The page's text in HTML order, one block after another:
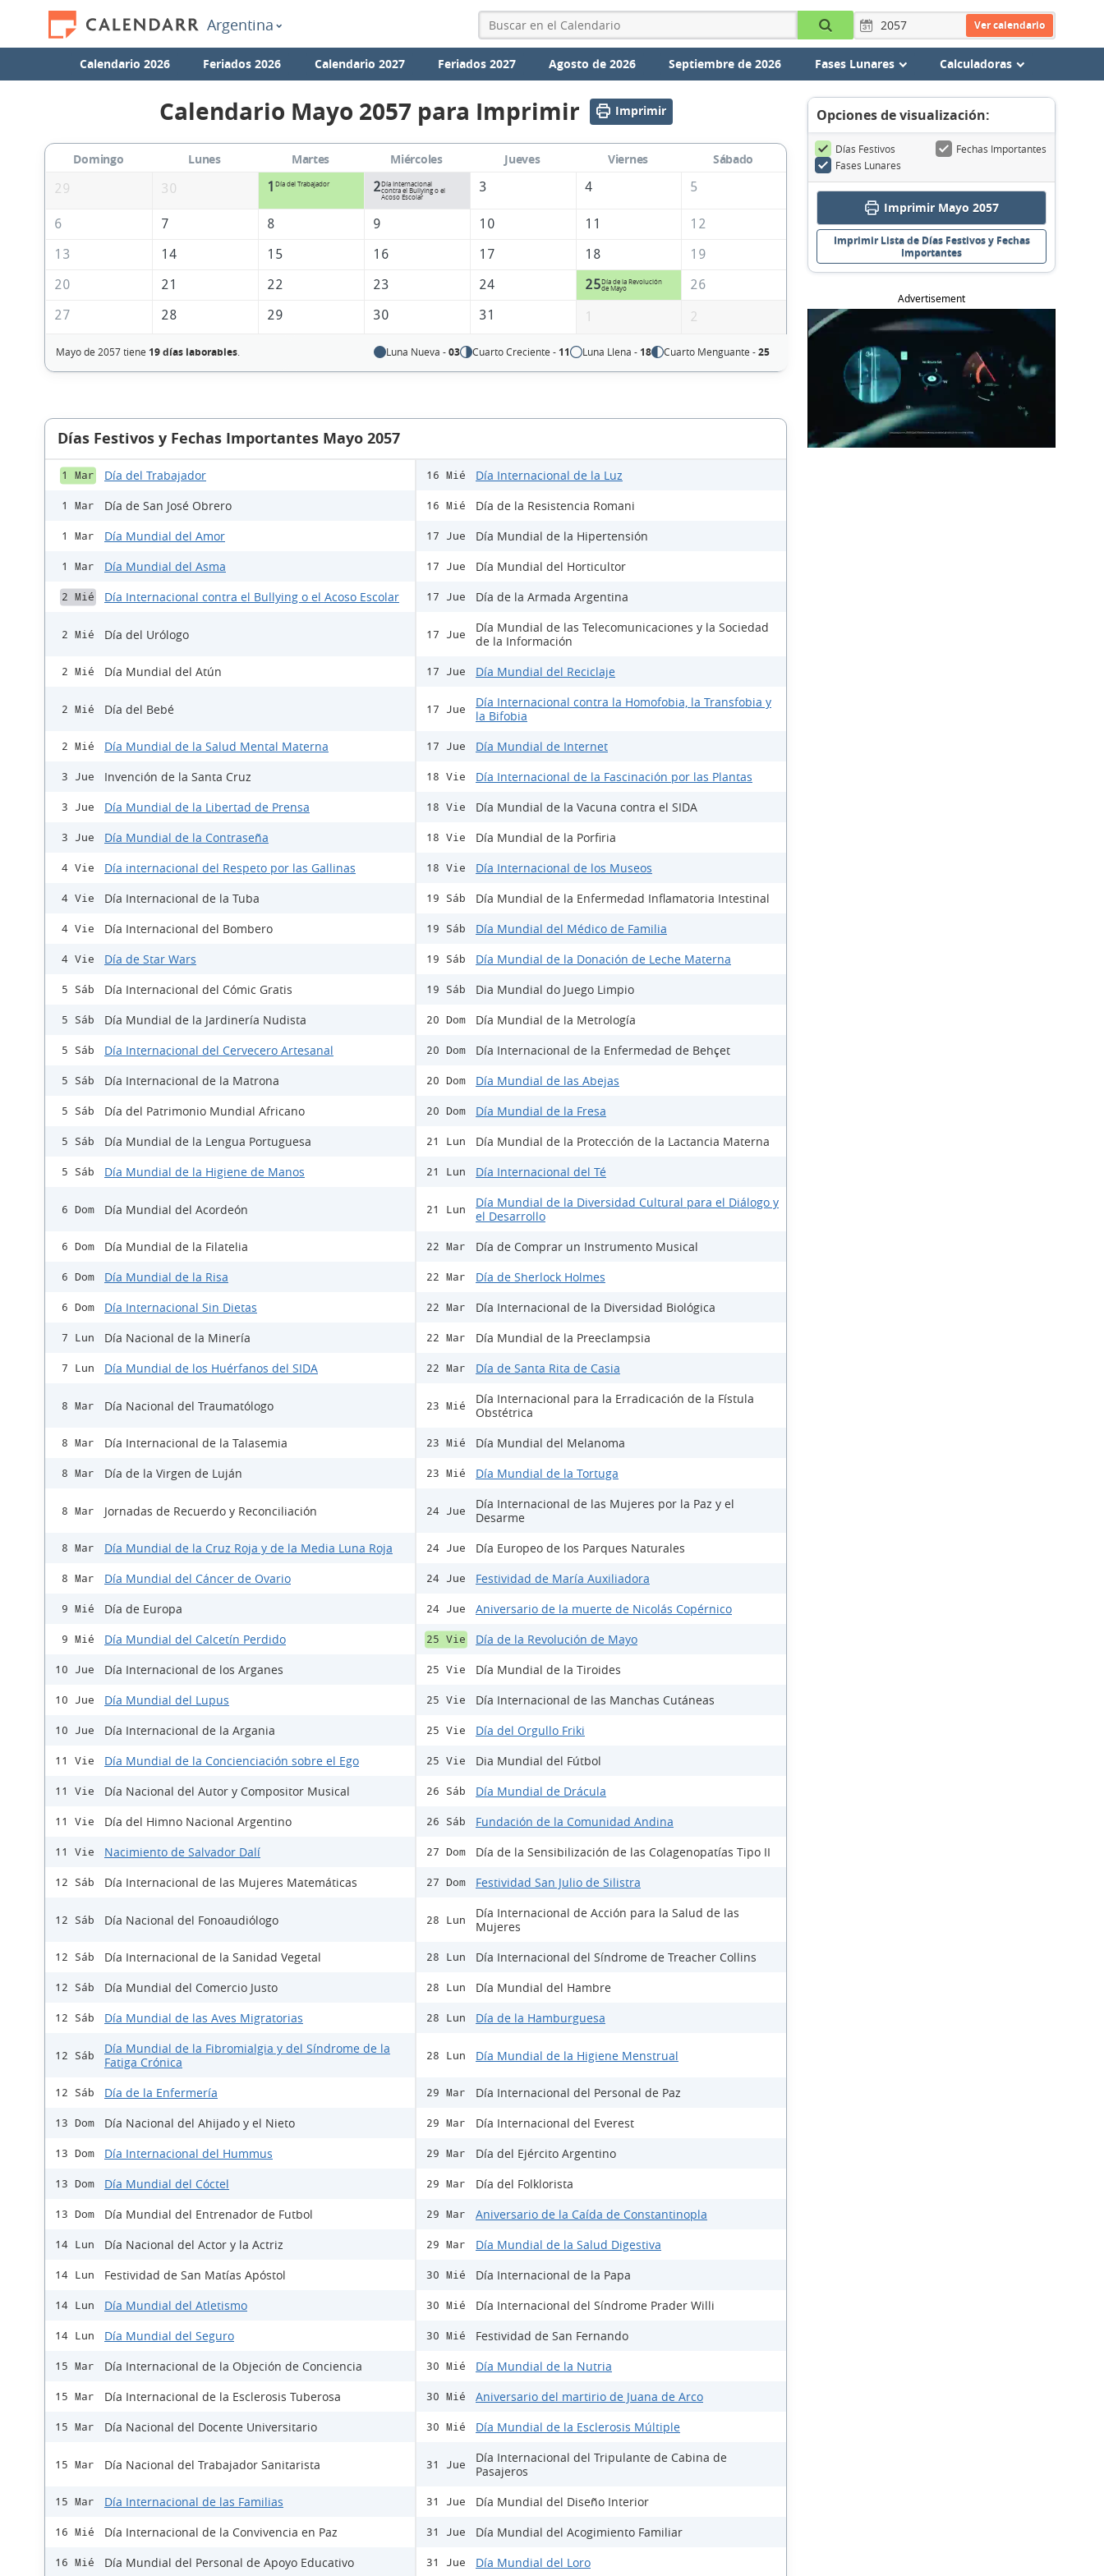
Argentina Ver calendario
Calendario 2026 Feriados 2026 Calendario 2027 Feriados 2027 Agosto de 2026 Septiembre de 2026 Fases Lunares Calculadoras
Calendario Mayo 2057 para Imprimir Imprimir
Domingo Lunes Martes Miércoles Jueves Viernes
Sábado
29
30 1 Día del Trabajador 2Día Internacional
contra el Bullying o el
Acoso Escolar
3 4 5
6 7 8 9 10 11
12
13
14 15 16 17 18
19
20
21 22 23 24 25Día de la Revolución
de Mayo
26
27
28 29 30 31 1 2
Mayo de 2057 tiene 19 días laborables. Luna Nueva -03 Cuarto Creciente - 11 Luna Llena - 18 Cuarto Menguante -25
Días Festivos y Fechas Importantes Mayo 2057
1 Mar Día del Trabajador
1 Mar Día de San José Obrero
1 Mar Día Mundial del Amor
1 Mar Día Mundial del Asma
2 Mié Día Internacional contra el Bullying o el Acoso Escolar
2 Mié Día del Urólogo
2 Mié Día Mundial del Atún
2 Mié Día del Bebé
2 Mié Día Mundial de la Salud Mental Materna
3 Jue Invención de la Santa Cruz
3 Jue Día Mundial de la Libertad de Prensa
3 Jue Día Mundial de la Contraseña
4 Vie Día internacional del Respeto por las Gallinas
4 Vie Día Internacional de la Tuba
4 Vie Día Internacional del Bombero
4 Vie Día de Star Wars
5 Sáb Día Internacional del Cómic Gratis
5 Sáb Día Mundial de la Jardinería Nudista
5 Sáb Día Internacional del Cervecero Artesanal
5 Sáb Día Internacional de la Matrona
5 Sáb Día del Patrimonio Mundial Africano
5 Sáb Día Mundial de la Lengua Portuguesa
5 Sáb Día Mundial de la Higiene de Manos
6 Dom Día Mundial del Acordeón
6 Dom Día Mundial de la Filatelia
6 Dom Día Mundial de la Risa
6 Dom Día Internacional Sin Dietas
7 Lun Día Nacional de la Minería
7 Lun Día Mundial de los Huérfanos del SIDA
8 Mar Día Nacional del Traumatólogo
8 Mar Día Internacional de la Talasemia
8 Mar Día de la Virgen de Luján
8 Mar Jornadas de Recuerdo y Reconciliación
8 Mar Día Mundial de la Cruz Roja y de la Media Luna Roja
8 Mar Día Mundial del Cáncer de Ovario
9 Mié Día de Europa
9 Mié Día Mundial del Calcetín Perdido
10 Jue Día Internacional de los Arganes
10 Jue Día Mundial del Lupus
10 Jue Día Internacional de la Argania
11 Vie Día Mundial de la Concienciación sobre el Ego
11 Vie Día Nacional del Autor y Compositor Musical
11 Vie Día del Himno Nacional Argentino
11 Vie Nacimiento de Salvador Dalí
12 Sáb Día Internacional de las Mujeres Matemáticas
12 Sáb Día Nacional del Fonoaudiólogo
12 Sáb Día Internacional de la Sanidad Vegetal
12 Sáb Día Mundial del Comercio Justo
12 Sáb Día Mundial de las Aves Migratorias
12 Sáb
Día Mundial de la Fibromialgia y del Síndrome de la
Fatiga Crónica
12 Sáb Día de la Enfermería
13 Dom Día Nacional del Ahijado y el Nieto
13 Dom Día Internacional del Hummus
13 Dom Día Mundial del Cóctel
13 Dom Día Mundial del Entrenador de Futbol
14 Lun Día Nacional del Actor y la Actriz
14 Lun Festividad de San Matías Apóstol
14 Lun Día Mundial del Atletismo
14 Lun Día Mundial del Seguro
15 Mar Día Internacional de la Objeción de Conciencia
15 Mar Día Internacional de la Esclerosis Tuberosa
15 Mar Día Nacional del Docente Universitario
15 Mar Día Nacional del Trabajador Sanitarista
15 Mar Día Internacional de las Familias
16 Mié Día Internacional de la Convivencia en Paz
16 Mié Día Mundial del Personal de Apoyo Educativo
16 Mié Día Internacional de la Luz
16 Mié Día de la Resistencia Romani
17 Jue Día Mundial de la Hipertensión
17 Jue Día Mundial del Horticultor
17 Jue Día de la Armada Argentina
17 Jue
Día Mundial de las Telecomunicaciones y la Sociedad
de la Información
17 Jue Día Mundial del Reciclaje
17 Jue
Día Internacional contra la Homofobia, la Transfobia y
la Bifobia
17 Jue Día Mundial de Internet
18 Vie Día Internacional de la Fascinación por las Plantas
18 Vie Día Mundial de la Vacuna contra el SIDA
18 Vie Día Mundial de la Porfiria
18 Vie Día Internacional de los Museos
19 Sáb Día Mundial de la Enfermedad Inflamatoria Intestinal
19 Sáb Día Mundial del Médico de Familia
19 Sáb Día Mundial de la Donación de Leche Materna
19 Sáb Dia Mundial do Juego Limpio
20 Dom Día Mundial de la Metrología
20 Dom Día Internacional de la Enfermedad de Behçet
20 Dom Día Mundial de las Abejas
20 Dom Día Mundial de la Fresa
21 Lun Día Mundial de la Protección de la Lactancia Materna
21 Lun Día Internacional del Té
21 Lun
Día Mundial de la Diversidad Cultural para el Diálogo y
el Desarrollo
22 Mar Día de Comprar un Instrumento Musical
22 Mar Día de Sherlock Holmes
22 Mar Día Internacional de la Diversidad Biológica
22 Mar Día Mundial de la Preeclampsia
22 Mar Día de Santa Rita de Casia
23 Mié
Día Internacional para la Erradicación de la Fístula
Obstétrica
23 Mié Día Mundial del Melanoma
23 Mié Día Mundial de la Tortuga
24 Jue
Día Internacional de las Mujeres por la Paz y el
Desarme
24 Jue Día Europeo de los Parques Naturales
24 Jue Festividad de María Auxiliadora
24 Jue Aniversario de la muerte de Nicolás Copérnico
25 Vie Día de la Revolución de Mayo
25 Vie Día Mundial de la Tiroides
25 Vie Día Internacional de las Manchas Cutáneas
25 Vie Día del Orgullo Friki
25 Vie Dia Mundial del Fútbol
26 Sáb Día Mundial de Drácula
26 Sáb Fundación de la Comunidad Andina
27 Dom Día de la Sensibilización de las Colagenopatías Tipo II
27 Dom Festividad San Julio de Silistra
28 Lun
Día Internacional de Acción para la Salud de las
Mujeres
28 Lun Día Internacional del Síndrome de Treacher Collins
28 Lun Día Mundial del Hambre
28 Lun Día de la Hamburguesa
28 Lun Día Mundial de la Higiene Menstrual
29 Mar Día Internacional del Personal de Paz
29 Mar Día Internacional del Everest
29 Mar Día del Ejército Argentino
29 Mar Día del Folklorista
29 Mar Aniversario de la Caída de Constantinopla
29 Mar Día Mundial de la Salud Digestiva
30 Mié Día Internacional de la Papa
30 Mié Día Internacional del Síndrome Prader Willi
30 Mié Festividad de San Fernando
30 Mié Día Mundial de la Nutria
30 Mié Aniversario del martirio de Juana de Arco
30 Mié Día Mundial de la Esclerosis Múltiple
31 Jue
Día Internacional del Tripulante de Cabina de
Pasajeros
31 Jue Día Mundial del Diseño Interior
31 Jue Día Mundial del Acogimiento Familiar
31 Jue Día Mundial del Loro
Opciones de visualización:
Días Festivos
Fechas Importantes
Fases Lunares
Imprimir Mayo 2057
Imprimir Lista de Días Festivos y Fechas
Importantes
Advertisement